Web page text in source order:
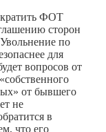
ФОТ
сторон
по
для
вопросов от
от бывшего
не
в
что его